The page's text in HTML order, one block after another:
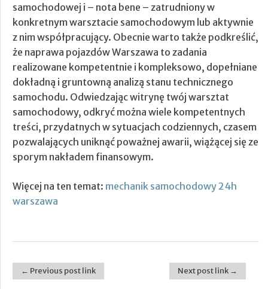
samochodowej i – nota bene – zatrudniony w
konkretnym warsztacie samochodowym lub aktywnie
z nim współpracujący. Obecnie warto także podkreślić,
że naprawa pojazdów Warszawa to zadania
realizowane kompetentnie i kompleksowo, dopełniane
dokładną i gruntowną analizą stanu technicznego
samochodu. Odwiedzając witrynę twój warsztat
samochodowy, odkryć można wiele kompetentnych
treści, przydatnych w sytuacjach codziennych, czasem
pozwalających uniknąć poważnej awarii, wiążącej się ze
sporym nakładem finansowym.
Więcej na ten temat: mechanik samochodowy 24h
warszawa
Post navigation
← Previous post link Next post link →